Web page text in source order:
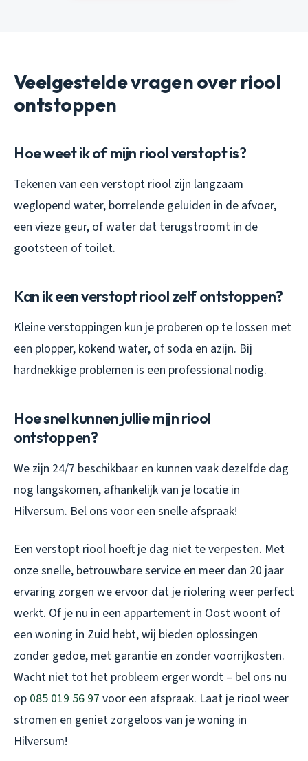
Veelgestelde vragen over riool
ontstoppen
Hoe weet ik of mijn riool verstopt is?
Tekenen van een verstopt riool zijn langzaam
weglopend water, borrelende geluiden in de afvoer,
een vieze geur, of water dat terugstroomt in de
gootsteen of toilet.
Kan ik een verstopt riool zelf ontstoppen?
Kleine verstoppingen kun je proberen op te lossen met
een plopper, kokend water, of soda en azijn. Bij
hardnekkige problemen is een professional nodig.
Hoe snel kunnen jullie mijn riool
ontstoppen?
We zijn 24/7 beschikbaar en kunnen vaak dezelfde dag
nog langskomen, afhankelijk van je locatie in
Hilversum. Bel ons voor een snelle afspraak!
Een verstopt riool hoeft je dag niet te verpesten. Met
onze snelle, betrouwbare service en meer dan 20 jaar
ervaring zorgen we ervoor dat je riolering weer perfect
werkt. Of je nu in een appartement in Oost woont of
een woning in Zuid hebt, wij bieden oplossingen
zonder gedoe, met garantie en zonder voorrijkosten.
Wacht niet tot het probleem erger wordt – bel ons nu
op 085 019 56 97 voor een afspraak. Laat je riool weer
stromen en geniet zorgeloos van je woning in
Hilversum!